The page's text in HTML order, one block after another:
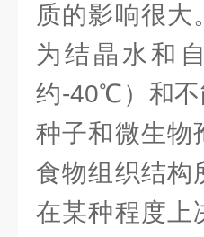
质的影响很
为结晶水和
约-40℃）和不
种子和微生物
食物组织结构
在某种程度上